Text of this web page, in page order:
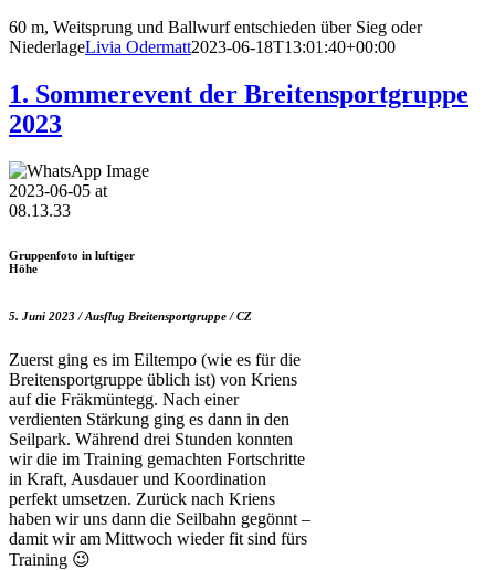
60 m, Weitsprung und Ballwurf entschieden über Sieg oder
NiederlageLivia Odermatt2023-06-18T13:01:40+00:00
1. Sommerevent der Breitensportgruppe
2023
Gruppenfoto in luftiger
Höhe
5. Juni 2023 / Ausflug Breitensportgruppe / CZ
Zuerst ging es im Eiltempo (wie es für die
Breitensportgruppe üblich ist) von Kriens
auf die Fräkmüntegg. Nach einer
verdienten Stärkung ging es dann in den
Seilpark. Während drei Stunden konnten
wir die im Training gemachten Fortschritte
in Kraft, Ausdauer und Koordination
perfekt umsetzen. Zurück nach Kriens
haben wir uns dann die Seilbahn gegönnt –
damit wir am Mittwoch wieder fit sind fürs
Training 😉